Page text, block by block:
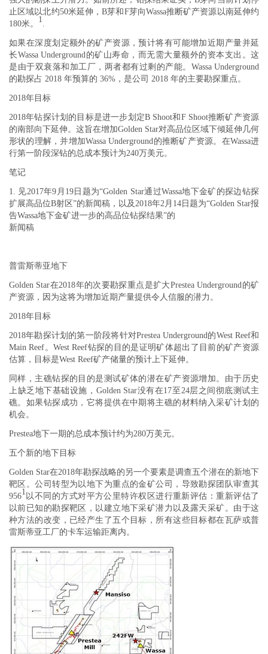
止区域以北约50米延伸，B芽和F芽向Wassa推断矿产资源以南延伸约
180米。 1
如果在深度划定额外的矿产资源，预计将有可能增加近期产量并延
长Wassa Underground的矿山寿命，而无需大量额外的资本支出。这
是由于双衰落和加工厂，两者都有过剩的产能。Wassa Underground
的勘探占 2018 年预算的 36%，是公司 2018 年的主要勘探重点。
2018年目标
2018年钻探计划的目标是进一步划定B Shoot和F Shoot推断矿产资源
的南部向下延伸。这旨在增加Golden Star对高品位区域下倾延伸几何
形状的理解，并增加Wassa Underground的推断矿产资源。在Wassa进
行第一阶段深钻的总成本预计为240万美元。
笔记
1. 见2017年9月19日题为“Golden Star通过Wassa地下金矿的探边钻探
扩展高品位B射区”的新闻稿，以及2018年2月14日题为“Golden Star报
告Wassa地下金矿进一步的高品位钻探结果”的
新闻稿
普雷斯蒂亚地下
Golden Star在2018年的次要勘探重点是扩大Prestea Underground的矿
产资源，因为这将为增加近期产量提供令人信服的潜力。
2018年目标
2018年勘探计划的第一阶段将针对Prestea Underground的West Reef和
Main Reef。West Reef钻探的目的是证明矿体超出了目前的矿产资源
估算，目标是West Reef矿产储量的预计上下延伸。
同样，主礁钻探的目的是测试矿体的潜在矿产资源增加。由于历史
上缺乏地下基础设施，Golden Star没有在17至24层之间彻底测试主
礁。如果钻探成功，它将提供在中期将主礁的材料纳入采矿计划的
机会。
Prestea地下一期的总成本预计约为280万美元。
五个新的地下目标
Golden Star在2018年勘探战略的另一个要素是调查五个潜在的新地下
靶区。公司转型为以地下为重点的金矿公司，导致勘探团队审查其
9561 以不同的方式对平方公里特许权区进行重新评估：重新评估了
以前已知的勘探靶区，以建立地下采矿潜力以及露天采矿。由于这
种方法的改变，已经产生了五个目标，所有这些目标都在瓦萨或普
雷斯蒂亚工厂的卡车运输距离内。